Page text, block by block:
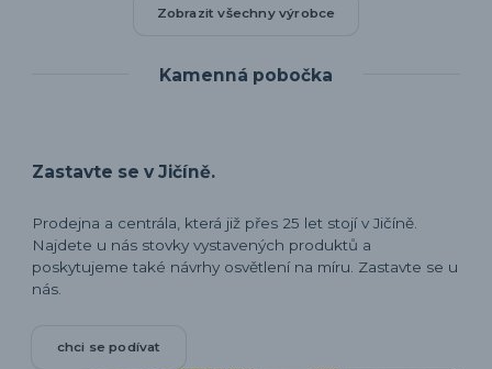
Zobrazit všechny výrobce
Kamenná pobočka
Zastavte se v Jičíně.
Prodejna a centrála, která již přes 25 let stojí v Jičíně.
Najdete u nás stovky vystavených produktů a
poskytujeme také návrhy osvětlení na míru. Zastavte se u
nás.
chci se podívat